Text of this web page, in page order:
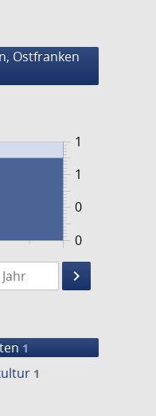
Ostfranken
0
1
0
1
1475
keyboard_arrow_right
Suche
1
1